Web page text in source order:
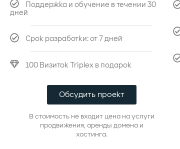
Поддержка и обучение в течении 30
дней​
Срок разработки: от 7 дней
100 Визиток Triplex в подарок
Обсудить проект
В стоимость не входит цена на услуги
продвижения, аренды домена и
хостинга.